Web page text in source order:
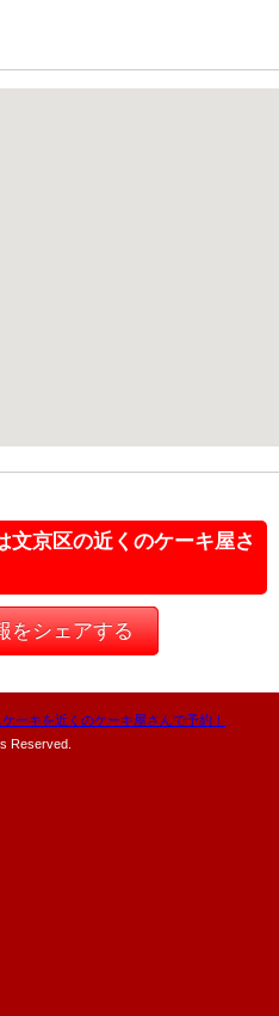
文京区の近くのケーキ屋さ
をシェアする
ーキを近くのケーキ屋さんで予約！
Reserved.